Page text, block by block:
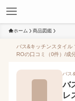
ホーム 商品図鑑
バス&キッチンスタイ
ROの口コミ（0件）/成
バス
バ
レ